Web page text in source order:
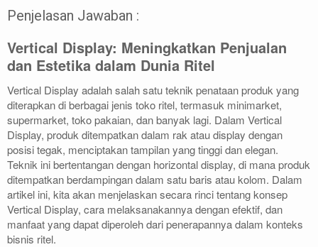
Penjelasan Jawaban :
Vertical Display: Meningkatkan Penjualan
dan Estetika dalam Dunia Ritel
Vertical Display adalah salah satu teknik penataan produk yang
diterapkan di berbagai jenis toko ritel, termasuk minimarket,
supermarket, toko pakaian, dan banyak lagi. Dalam Vertical
Display, produk ditempatkan dalam rak atau display dengan
posisi tegak, menciptakan tampilan yang tinggi dan elegan.
Teknik ini bertentangan dengan horizontal display, di mana produk
ditempatkan berdampingan dalam satu baris atau kolom. Dalam
artikel ini, kita akan menjelaskan secara rinci tentang konsep
Vertical Display, cara melaksanakannya dengan efektif, dan
manfaat yang dapat diperoleh dari penerapannya dalam konteks
bisnis ritel.